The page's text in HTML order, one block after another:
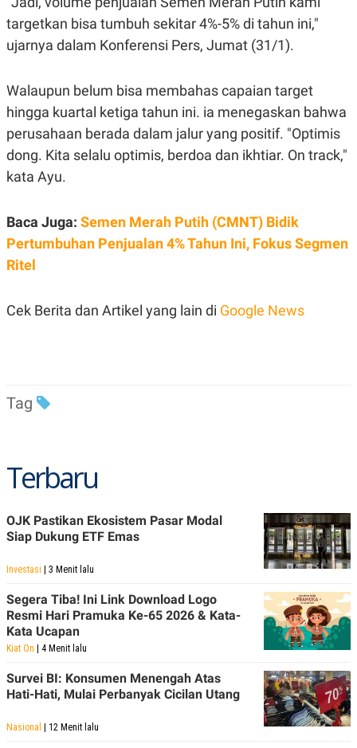
targetkan bisa tumbuh sekitar 4%-5% di tahun ini,"
ujarnya dalam Konferensi Pers, Jumat (31/1).
Walaupun belum bisa membahas capaian target
hingga kuartal ketiga tahun ini. ia menegaskan bahwa
perusahaan berada dalam jalur yang positif. "Optimis
dong. Kita selalu optimis, berdoa dan ikhtiar. On track,"
kata Ayu.
Baca Juga: Semen Merah Putih (CMNT) Bidik
Pertumbuhan Penjualan 4% Tahun Ini, Fokus Segmen
Ritel
Cek Berita dan Artikel yang lain di Google News
Tag
Terbaru
OJK Pastikan Ekosistem Pasar Modal
Siap Dukung ETF Emas
Investasi | 3 Menit lalu
Segera Tiba! Ini Link Download Logo
Resmi Hari Pramuka Ke-65 2026 & Kata-
Kata Ucapan
Kiat On | 4 Menit lalu
Survei BI: Konsumen Menengah Atas
Hati-Hati, Mulai Perbanyak Cicilan Utang
Nasional | 12 Menit lalu